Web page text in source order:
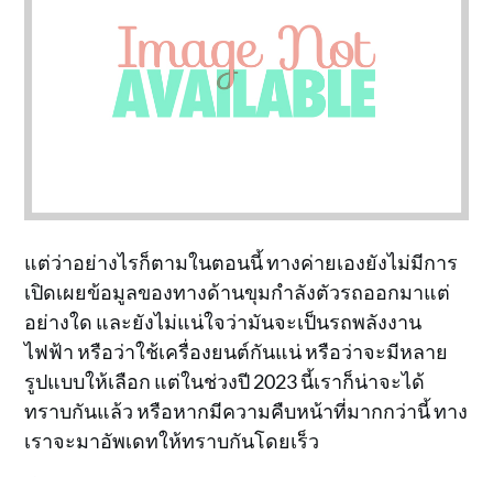
แต่ว่าอย่างไรก็ตามในตอนนี้ ทางค่ายเองยังไม่มีการ
เปิดเผยข้อมูลของทางด้านขุมกำลังตัวรถออกมาแต่
อย่างใด และยังไม่แน่ใจว่ามันจะเป็นรถพลังงาน
ไฟฟ้า หรือว่าใช้เครื่องยนต์กันแน่ หรือว่าจะมีหลาย
รูปแบบให้เลือก แต่ในช่วงปี 2023 นี้เราก็น่าจะได้
ทราบกันแล้ว หรือหากมีความคืบหน้าที่มากกว่านี้ ทาง
เราจะมาอัพเดทให้ทราบกันโดยเร็ว